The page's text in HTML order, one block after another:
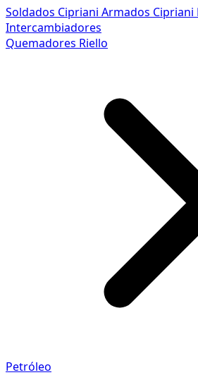
Soldados Cipriani Armados Cipriani
Intercambiadores
Quemadores Riello
Petróleo